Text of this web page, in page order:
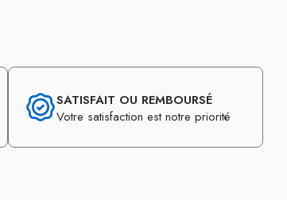
SATISFAIT OU REMBOURSÉ
Votre satisfaction est notre priorité